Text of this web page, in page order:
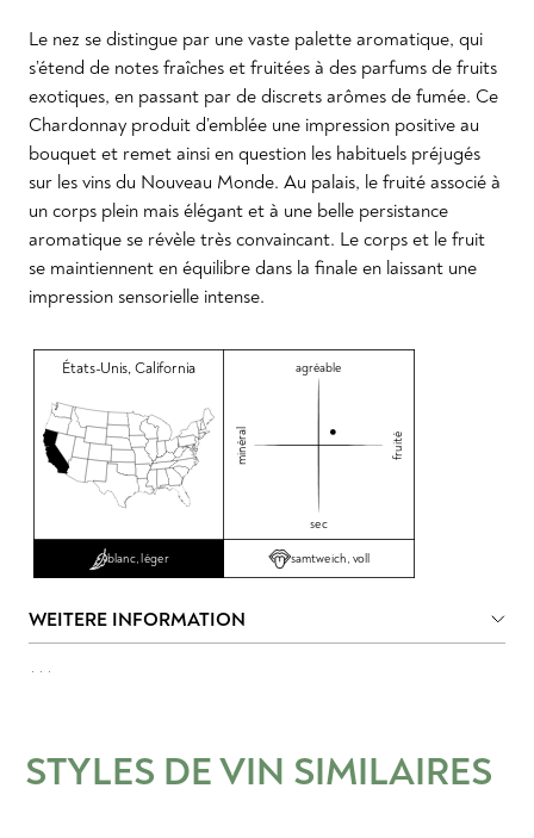
Le nez se distingue par une vaste palette aromatique, qui
s’étend de notes fraîches et fruitées à des parfums de fruits
exotiques, en passant par de discrets arômes de fumée. Ce
Chardonnay produit d’emblée une impression positive au
bouquet et remet ainsi en question les habituels préjugés
sur les vins du Nouveau Monde. Au palais, le fruité associé à
un corps plein mais élégant et à une belle persistance
aromatique se révèle très convaincant. Le corps et le fruit
se maintiennent en équilibre dans la finale en laissant une
impression sensorielle intense.
États-Unis,California agréable
minéral fruité
sec
blanc, léger samtweich, voll
WEITERE INFORMATION
STYLES DE VIN SIMILAIRES